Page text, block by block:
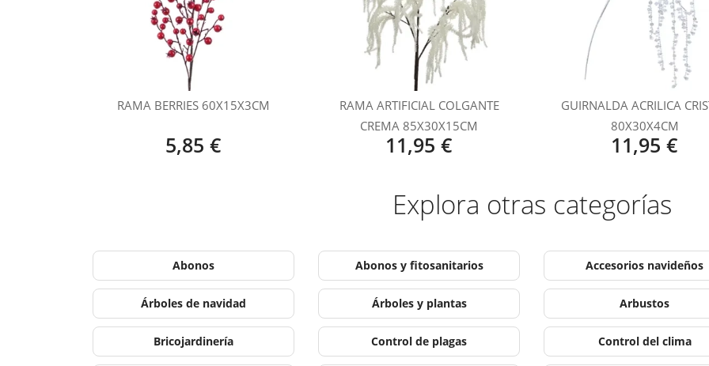
RAMA BERRIES 60X15X3CM
5,85 €
RAMA ARTIFICIAL COLGANTE
CREMA 85X30X15CM
11,95 €
GUIRNALDA ACRILICA
80X30X4CM
11,95 €
Explora otras categorías
Abonos Abonos y fitosanitarios Accesorios navideños
Árboles de navidad Árboles y plantas Arbustos
Bricojardinería Control de plagas Control del clima